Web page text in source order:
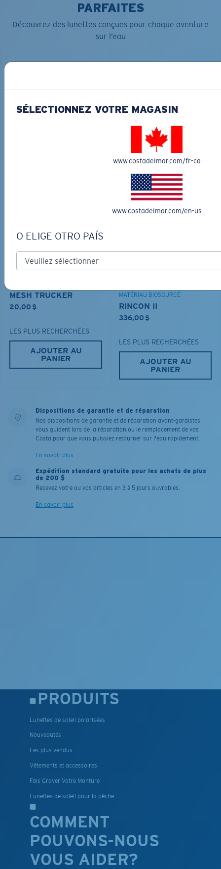
PARFAITES
Découvrez des lunettes conçues pour chaque aventure
sur l’eau
DUCK CAMO TRUCKER
AJOUTER AU
PANIER
MESH TRUCKER
20,00 $
LES PLUS RECHERCHÉES
AJOUTER AU
PANIER
MATÉRIAU BIOSOURCÉ
RINCON II
336,00 $
LES PLUS RECHERCHÉES
AJOUTER AU
PANIER
Dispositions de garantie et de réparation
Nos dispositions de garantie et de réparation avant-gardistes
vous guident lors de la réparation ou le remplacement de vos
Costa pour que vous puissiez retourner sur l'eau rapidement.
En savoir plus
Expédition standard gratuite pour les achats de plus
de 200 $
Recevez votre ou vos articles en 3 à 5 jours ouvrables.
En savoir plus
PRODUITS
Lunettes de soleil polarisées
Nouveautés
Les plus vendus
Vêtements et accessoires
Fais Graver Votre Monture
Lunettes de soleil pour la pêche
COMMENT
POUVONS-NOUS
VOUS AIDER?
SÉLECTIONNEZ VOTRE MAGASIN
www.costadelmar.com/fr-ca
www.costadelmar.com/en-us
O ELIGE OTRO PAÍS